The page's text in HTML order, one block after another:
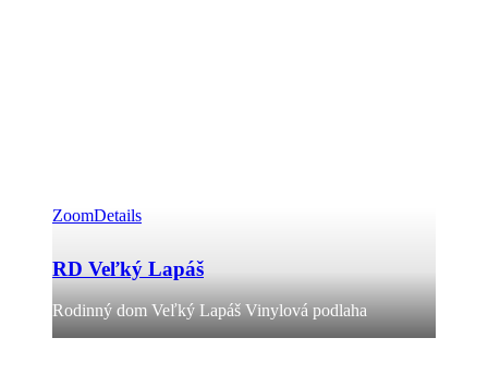
ZoomDetails
RD Veľký Lapáš
Rodinný dom Veľký Lapáš Vinylová podlaha